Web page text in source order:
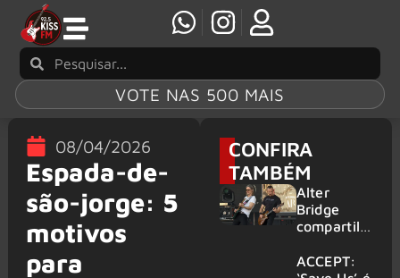
VOTE NAS 500 MAIS
08/04/2026
Espada-de-
são-jorge: 5
motivos
para
CONFIRA
TAMBÉM
Alter
Bridge
compartilh
vivo de
ACCEPT: